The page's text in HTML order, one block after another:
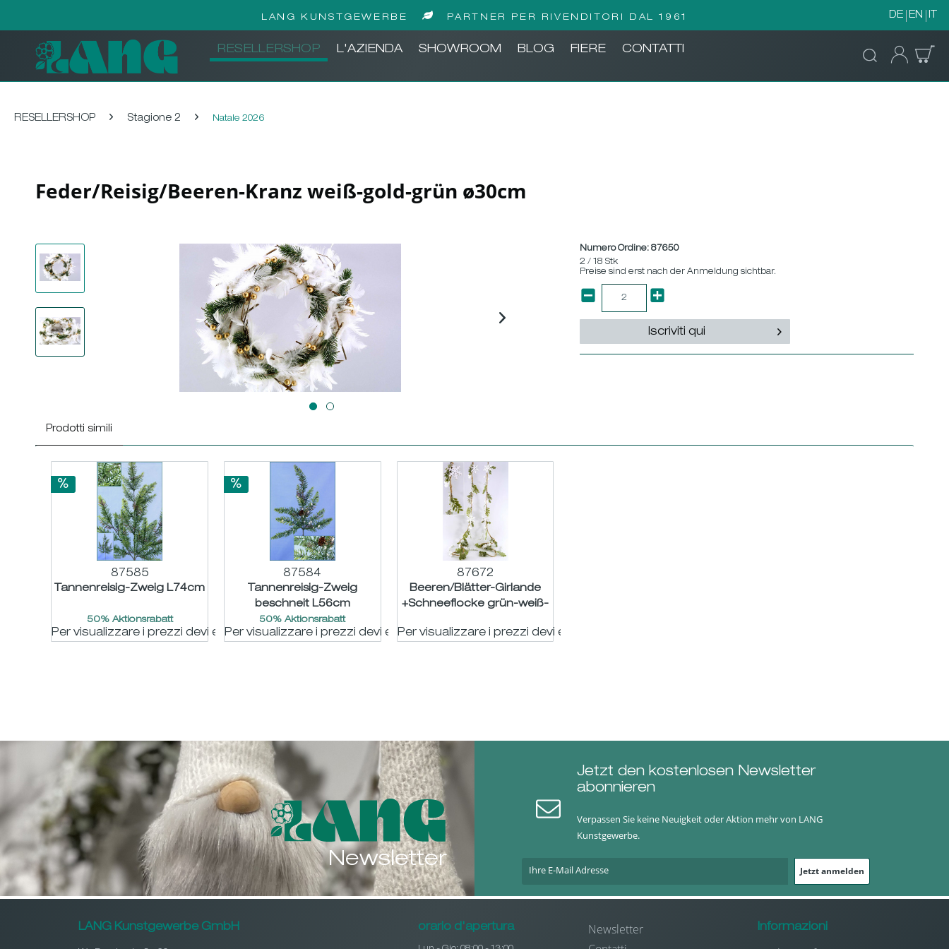
LANG KUNSTGEWERBE PARTNER PER RIVENDITORI DAL 1961 DE EN IT
RESELLERSHOP L'AZIENDA SHOWROOM BLOG FIERE CONTATTI
RESELLERSHOP Stagione 2 Natale 2026
Feder/Reisig/Beeren-Kranz weiß-gold-grün ø30cm
Numero Ordine:87650
2 / 18 Stk
Preise sind erst nach der Anmeldung sichtbar.
Iscriviti qui
Prodotti simili
87585
Tannenreisig-Zweig L74cm
50% Aktionsrabatt
Per visualizzare i prezzi devi essere registrato
87584
Tannenreisig-Zweig
beschneit L56cm
50% Aktionsrabatt
Per visualizzare i prezzi devi essere registrato
87672
Beeren/Blätter-Girlande
+Schneeflocke grün-weiß-
Per visualizzare i prezzi devi essere registrato
Newsletter
Jetzt den kostenlosen Newsletter
abonnieren
Verpassen Sie keine Neuigkeit oder Aktion mehr von LANG
Kunstgewerbe.
Jetzt anmelden
LANG Kunstgewerbe GmbH orario d'apertura
Newsletter
Informazioni